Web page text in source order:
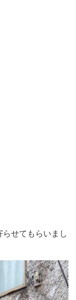
せてもらいまし